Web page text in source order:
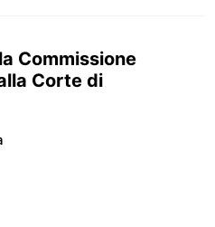
Commissione
Corte di